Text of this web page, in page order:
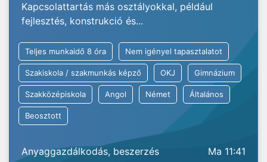
Kapcsolattartás más osztályokkal, például
fejlesztés, konstrukció és...
Teljes munkaidő 8 óra Nem igényel tapasztalatot
Szakiskola / szakmunkás képző OKJ Gimnázium
Szakközépiskola Angol Német Általános
Beosztott
Anyaggazdálkodás, beszerzés Ma 11:41